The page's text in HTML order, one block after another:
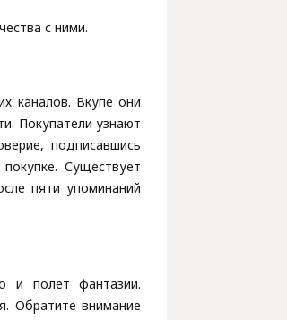
с ними.
каналов. Вкупе они
Покупатели узнают
подписавшись
Существует
пяти упоминаний
и полет фантазии.
Обратите внимание